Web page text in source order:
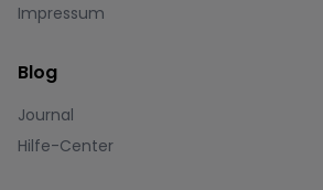
Impressum
Blog
Journal
Hilfe-Center